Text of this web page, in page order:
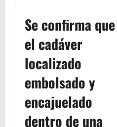
Se confirma que
el cadáver
localizado
embolsado y
encajuelado
dentro de una